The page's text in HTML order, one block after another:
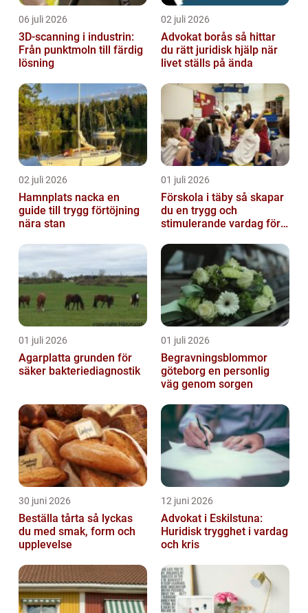
06 juli 2026
3D-scanning i industrin:
Från punktmoln till färdig
lösning
02 juli 2026
Advokat borås så hittar
du rätt juridisk hjälp när
livet ställs på ända
02 juli 2026
Hamnplats nacka en
guide till trygg förtöjning
nära stan
01 juli 2026
Förskola i täby så skapar
du en trygg och
stimulerande vardag för
01 juli 2026
Agarplatta grunden för
säker bakteriediagnostik
01 juli 2026
Begravningsblommor
göteborg en personlig
väg genom sorgen
30 juni 2026
Beställa tårta så lyckas
du med smak, form och
upplevelse
12 juni 2026
Advokat i Eskilstuna:
Huridisk trygghet i vardag
och kris